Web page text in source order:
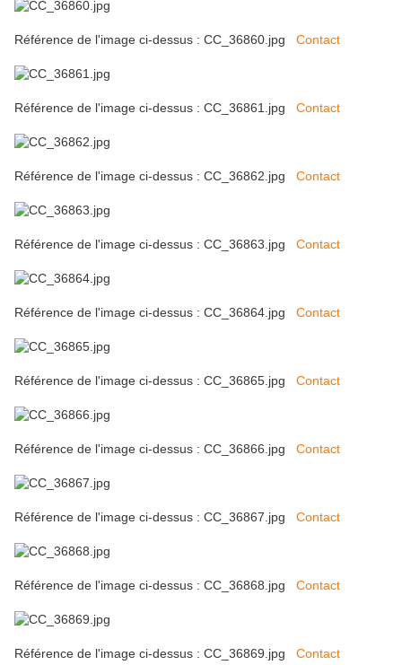
Référence de l'image ci-dessus : CC_36860.jpg Contact
Référence de l'image ci-dessus : CC_36861.jpg Contact
Référence de l'image ci-dessus : CC_36862.jpg Contact
Référence de l'image ci-dessus : CC_36863.jpg Contact
Référence de l'image ci-dessus : CC_36864.jpg Contact
Référence de l'image ci-dessus : CC_36865.jpg Contact
Référence de l'image ci-dessus : CC_36866.jpg Contact
Référence de l'image ci-dessus : CC_36867.jpg Contact
Référence de l'image ci-dessus : CC_36868.jpg Contact
Référence de l'image ci-dessus : CC_36869.jpg Contact